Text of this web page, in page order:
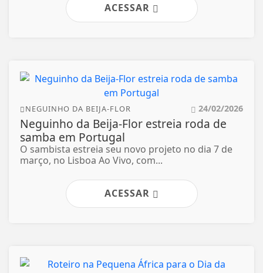
ACESSAR
NEGUINHO DA BEIJA-FLOR 24/02/2026
Neguinho da Beija-Flor estreia roda de
samba em Portugal
O sambista estreia seu novo projeto no dia 7 de
março, no Lisboa Ao Vivo, com...
ACESSAR